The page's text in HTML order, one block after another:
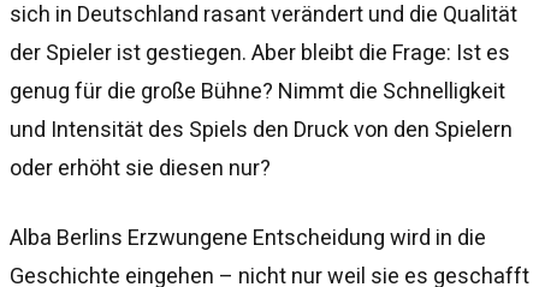
sich in Deutschland rasant verändert und die Qualität
der Spieler ist gestiegen. Aber bleibt die Frage: Ist es
genug für die große Bühne? Nimmt die Schnelligkeit
und Intensität des Spiels den Druck von den Spielern
oder erhöht sie diesen nur?
Alba Berlins Erzwungene Entscheidung wird in die
Geschichte eingehen – nicht nur weil sie es geschafft